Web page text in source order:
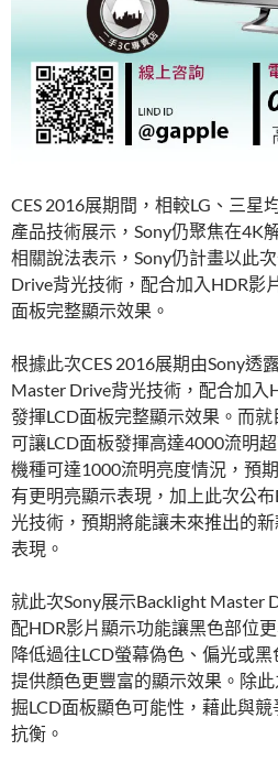
CES 2016展期間，相較LG、三星
產品技術展示，Sony仍聚焦在4K
相關說法表示，Sony仍計畫以此
Drive背光技術，配合加入HDR影
面板完整顯示效果。
根據此次CES 2016展期由Sony透
Master Drive背光技術，配合加入
發揮LCD面板完整顯示效果。而
可讓LCD面板發揮高達4000流明
機種可達1000流明亮度情況，預
有更明亮顯示表現，加上此次公
光技術，預期將能讓未來推出的
表現。
就此次Sony展示Backlight Master
配HDR影片顯示功能讓黑色部位
降低過往LCD螢幕偽色、偏光或
提供顏色更豐富的顯示效果。除
掘LCD面板顯色可能性，藉此與
抗衡。